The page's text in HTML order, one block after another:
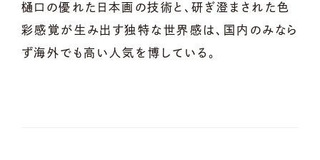
樋口の優れた日本画の技術と、研ぎ澄まされた色
彩感覚が生み出す独特な世界感は、国内のみなら
ず海外でも高い人気を博している。